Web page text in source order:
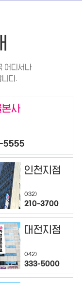
어디서나
다.
사
5555
인천지점
032)
210-3700
대전지점
042)
333-5000